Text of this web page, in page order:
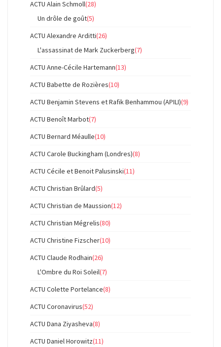
ACTU Alain Schmoll(28)
Un drôle de goût(5)
ACTU Alexandre Arditti(26)
L'assassinat de Mark Zuckerberg(7)
ACTU Anne-Cécile Hartemann(13)
ACTU Babette de Rozières(10)
ACTU Benjamin Stevens et Rafik Benhammou (APILI)(9)
ACTU Benoît Marbot(7)
ACTU Bernard Méaulle(10)
ACTU Carole Buckingham (Londres)(8)
ACTU Cécile et Benoit Palusinski(11)
ACTU Christian Brûlard(5)
ACTU Christian de Maussion(12)
ACTU Christian Mégrelis(80)
ACTU Christine Fizscher(10)
ACTU Claude Rodhain(26)
L'Ombre du Roi Soleil(7)
ACTU Colette Portelance(8)
ACTU Coronavirus(52)
ACTU Dana Ziyasheva(8)
ACTU Daniel Horowitz(11)